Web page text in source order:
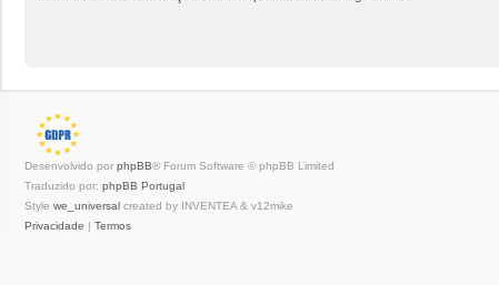
Desenvolvido por phpBB® Forum Software © phpBB Limited
Traduzido por: phpBB Portugal
Style we_universal created by INVENTEA & v12mike
Privacidade | Termos